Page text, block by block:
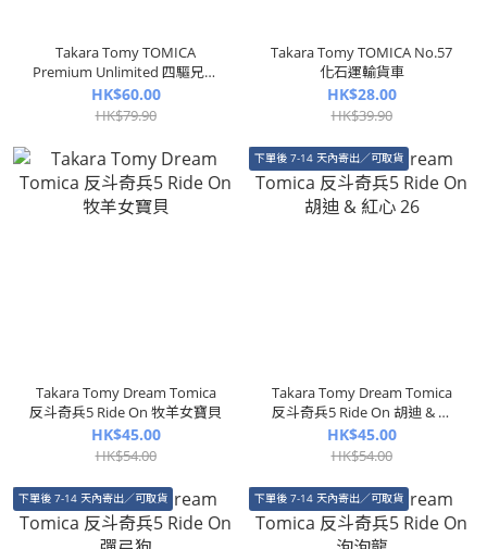
Takara Tomy TOMICA
Premium Unlimited 四驅兄弟
Let's & Go!! Mini 4WD 巨無霸
HK$60.00
HK$79.90
Takara Tomy TOMICA No.57
化石運輸貨車
HK$28.00
HK$39.90
Takara Tomy Dream Tomica
反斗奇兵5 Ride On 牧羊女寶貝
HK$45.00
HK$54.00
下單後 7-14 天內寄出／可取貨
Takara Tomy Dream Tomica
反斗奇兵5 Ride On 胡迪 & 紅
心 26
HK$45.00
HK$54.00
下單後 7-14 天內寄出／可取貨 下單後 7-14 天內寄出／可取貨